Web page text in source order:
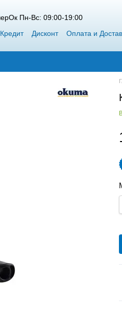
Пн-Вс: 09:00-19:00
Кредит Дисконт Оплата и